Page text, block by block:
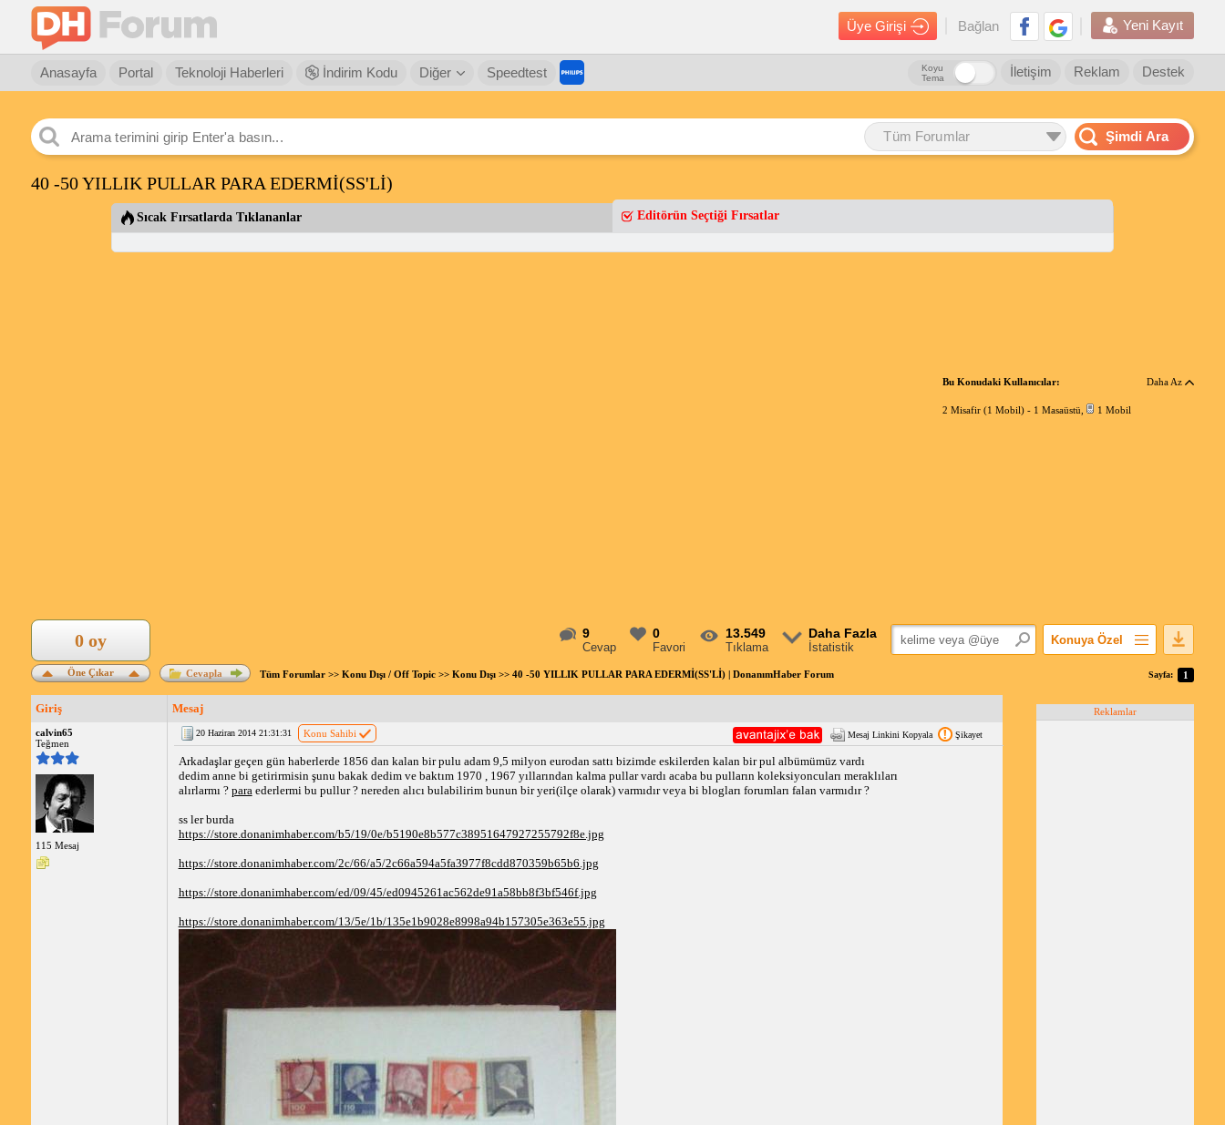
Üye Girişi Bağlan Yeni Kayıt
Anasayfa Portal Teknoloji Haberleri İndirim Kodu Diğer Speedtest Destek
Reklam
İletişim
Koyu
Tema
Tüm Forumlar Şimdi Ara
40 -50 YILLIK PULLAR PARA EDERMİ(SS'Lİ)
Sıcak Fırsatlarda Tıklananlar Editörün Seçtiği Fırsatlar
Bu Konudaki Kullanıcılar: Daha Az
2 Misafir (1 Mobil) - 1 Masaüstü 1 Mobil
9
Cevap
0
Favori
13.549
Tıklama
Daha Fazla
İstatistik
Konuya Özel
Popüler Mesajlar
Öne Çıkar
0 oy
Cevapla Tüm Forumlar>> Konu Dışı / Off Topic>> Konu Dışı>> 40 -50 YILLIK PULLAR PARA EDERMİ(SS'Lİ) | DonanımHaber Forum Sayfa: 1
Giriş Mesaj
calvin65
Teğmen
115 Mesaj
20 Haziran 2014 21:31:31 Konu Sahibi Mesaj Linkini Kopyala Şikayet
Arkadaşlar geçen gün haberlerde 1856 dan kalan bir pulu adam 9,5 milyon eurodan sattı bizimde eskilerden kalan bir pul albümümüz vardı
dedim anne bi getirirmisin şunu bakak dedim ve baktım 1970 , 1967 yıllarından kalma pullar vardı acaba bu pulların koleksiyoncuları meraklıları
alırlarmı ? paraederlermi bu pullur ? nereden alıcı bulabilirim bunun bir yeri(ilçe olarak) varmıdır veya bi blogları forumları falan varmıdır ?
ss ler burda
https://store.donanimhaber.com/b5/19/0e/b5190e8b577c38951647927255792f8e.jpg
https://store.donanimhaber.com/2c/66/a5/2c66a594a5fa3977f8cdd870359b65b6.jpg
https://store.donanimhaber.com/ed/09/45/ed0945261ac562de91a58bb8f3bf546f.jpg
https://store.donanimhaber.com/13/5e/1b/135e1b9028e8998a94b157305e363e55.jpg
Reklamlar